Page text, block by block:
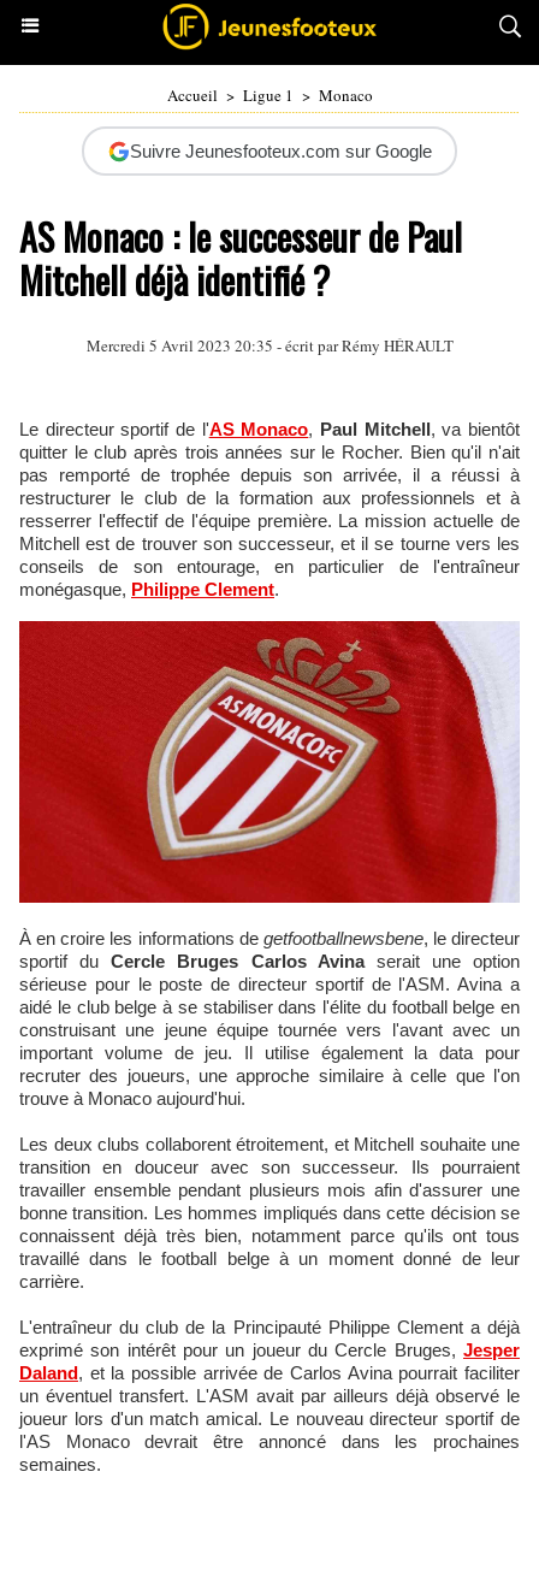
Accueil > Ligue 1 > Monaco
Suivre Jeunesfooteux.com sur Google
AS Monaco : le successeur de Paul
Mitchell déjà identifié ?
Mercredi 5 Avril 2023 20:35 - écrit parRémy HÉRAULT
Le directeur sportif de l'AS Monaco, Paul Mitchell, va bientôt
quitter le club après trois années sur le Rocher. Bien qu'il n'ait
pas remporté de trophée depuis son arrivée, il a réussi à
restructurer le club de la formation aux professionnels et à
resserrer l'effectif de l'équipe première. La mission actuelle de
Mitchell est de trouver son successeur, et il se tourne vers les
conseils de son entourage, en particulier de l'entraîneur
monégasque, Philippe Clement.
À en croire les informations de getfootballnewsbene, le directeur
sportif duCercle Bruges Carlos Avinaserait une option
sérieuse pour le poste de directeur sportif de l'ASM. Avina a
aidé le club belge à se stabiliser dans l'élite du football belge en
construisant une jeune équipe tournée vers l'avant avec un
important volume de jeu. Il utilise également la data pour
recruter des joueurs, une approche similaire à celle que l'on
trouve à Monaco aujourd'hui.
Les deux clubs collaborent étroitement, et Mitchell souhaite une
transition en douceur avec son successeur. Ils pourraient
travailler ensemble pendant plusieurs mois afin d'assurer une
bonne transition. Les hommes impliqués dans cette décision se
connaissent déjà très bien, notamment parce qu'ils ont tous
travaillé dans le football belge à un moment donné de leur
carrière.
L'entraîneur du club de la Principauté Philippe Clement a déjà
exprimé son intérêt pour un joueur du Cercle Bruges, Jesper
Daland, et la possible arrivée de Carlos Avina pourrait faciliter
un éventuel transfert. L'ASM avait par ailleurs déjà observé le
joueur lors d'un match amical. Le nouveau directeur sportif de
l'AS Monaco devrait être annoncé dans les prochaines
semaines.